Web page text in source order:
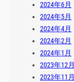
2024年6月
2024年5月
2024年4月
2024年2月
2024年1月
2023年12月
2023年11月